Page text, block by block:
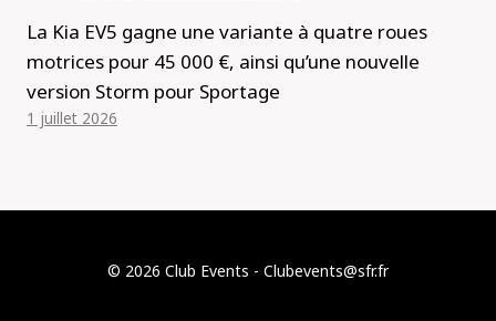
La Kia EV5 gagne une variante à quatre roues
motrices pour 45 000 €, ainsi qu’une nouvelle
version Storm pour Sportage
1 juillet 2026
© 2026 Club Events - Clubevents@sfr.fr